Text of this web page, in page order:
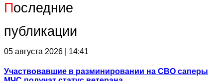
Последние
публикации
05 августа 2026 | 14:41
Участвовавшие в разминировании на СВО саперы